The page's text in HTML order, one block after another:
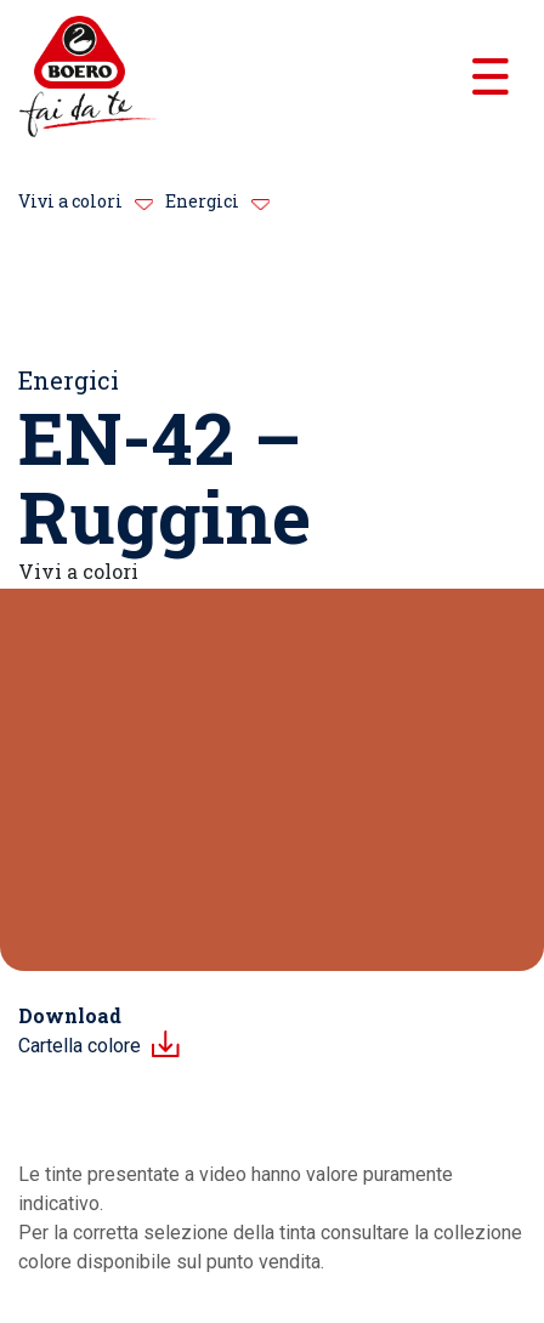
Vivi a colori Energici
Energici
EN-42 –
Ruggine
Vivi a colori
Download
Cartella colore
Le tinte presentate a video hanno valore puramente
indicativo.
Per la corretta selezione della tinta consultare la collezione
colore disponibile sul punto vendita.